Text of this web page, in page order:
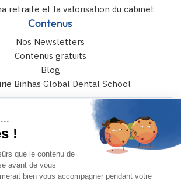
retraite et la valorisation du cabinet
Contenus
Nos Newsletters
Contenus gratuits
Blog
Binhas Global Dental School
Catulle Mendès 75017 paris
+33 (0)4 42 108 108
PRENDS RENDEZ-VOUS
MON COMPTE